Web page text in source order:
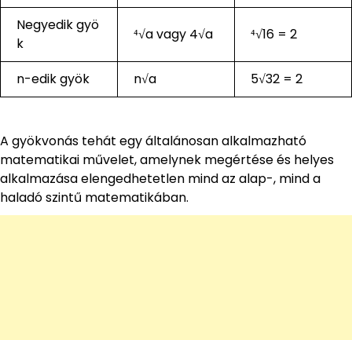
Negyedik gyö
k
⁴√a vagy 4√a ⁴√16 = 2
n-edik gyök n√a 5√32 = 2
A gyökvonás tehát egy általánosan alkalmazható
matematikai művelet, amelynek megértése és helyes
alkalmazása elengedhetetlen mind az alap-, mind a
haladó szintű matematikában.